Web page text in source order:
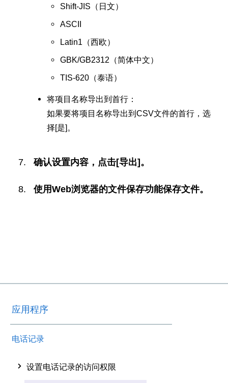
Shift-JIS（日文）
ASCII
Latin1（西欧）
GBK/GB2312（简体中文）
TIS-620（泰语）
将项目名称导出到首行：
如果要将项目名称导出到CSV文件的首行，选
择[是]。
确认设置内容，点击[导出]。
使用Web浏览器的文件保存功能保存文件。
应用程序
电话记录
设置电话记录的访问权限